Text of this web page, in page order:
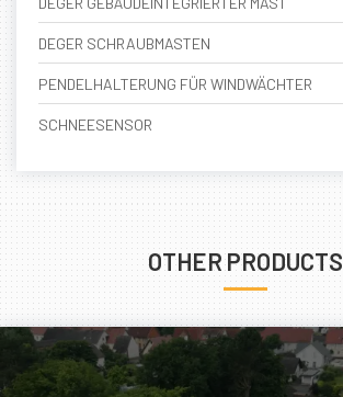
DEGER SCHRAUBMASTEN
PENDELHALTERUNG FÜR WINDWÄCHTER
SCHNEESENSOR
OTHER PRODUCTS